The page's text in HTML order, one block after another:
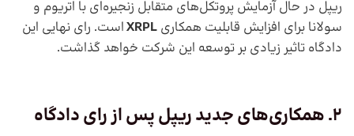
ریپل در حال آزمایش پروتکل‌های متقابل زنجیره‌ای با اتریوم و
سولانا برای افزایش قابلیت همکاری XRPLاست. رای نهایی این
دادگاه تاثیر زیادی بر توسعه این شرکت خواهد گذاشت.
2. همکاری‌های جدید ریپل پس از رای دادگاه